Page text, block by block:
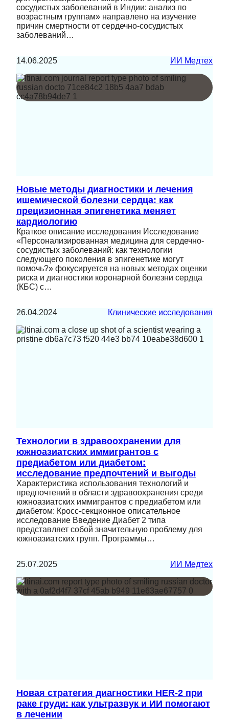
сосудистых заболеваний в Индии: анализ по
возрастным группам» направлено на изучение
причин смертности от сердечно-сосудистых
заболеваний…
14.06.2025 ИИ Медтех
Новые методы диагностики и лечения
ишемической болезни сердца: как
прецизионная эпигенетика меняет
кардиологию
Краткое описание исследования Исследование
«Персонализированная медицина для сердечно-
сосудистых заболеваний: как технологии
следующего поколения в эпигенетике могут
помочь?» фокусируется на новых методах оценки
риска и диагностики коронарной болезни сердца
(КБС) с…
26.04.2024 Клинические исследования
Технологии в здравоохранении для
южноазиатских иммигрантов с
предиабетом или диабетом:
исследование предпочтений и выгоды
Характеристика использования технологий и
предпочтений в области здравоохранения среди
южноазиатских иммигрантов с предиабетом или
диабетом: Кросс-секционное описательное
исследование Введение Диабет 2 типа
представляет собой значительную проблему для
южноазиатских групп. Программы…
25.07.2025 ИИ Медтех
Новая стратегия диагностики HER-2 при
раке груди: как ультразвук и ИИ помогают
в лечении